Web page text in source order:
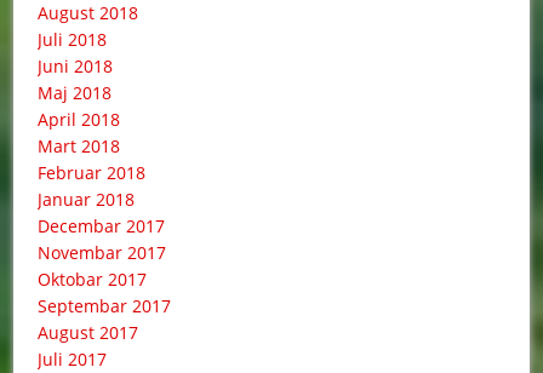
August 2018
Juli 2018
Juni 2018
Maj 2018
April 2018
Mart 2018
Februar 2018
Januar 2018
Decembar 2017
Novembar 2017
Oktobar 2017
Septembar 2017
August 2017
Juli 2017